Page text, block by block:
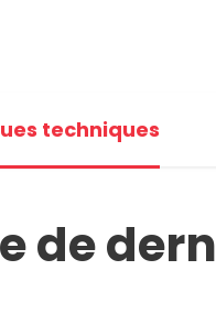
techniques
de